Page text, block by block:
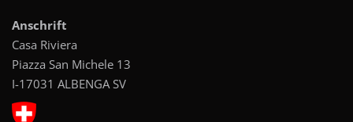
Anschrift
Casa Riviera
Piazza San Michele 13
I-17031 ALBENGA SV